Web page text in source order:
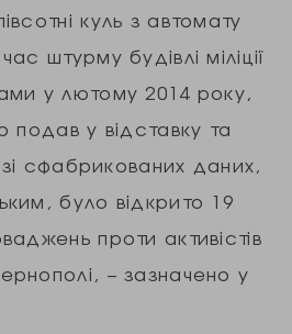
куль з автомату
штурму будівлі міліції
у лютому 2014 року,
подав у відставку та
зі сфабрикованих даних,
було відкрито 19
проти активістів
– зазначено у